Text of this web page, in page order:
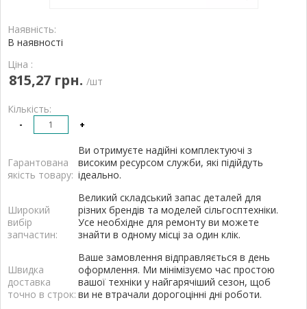
Наявність:
В наявності
Ціна :
815,27 грн. /шт
Кількість:
- +
Гарантована
якість товару:
Ви отримуєте надійні комплектуючі з
високим ресурсом служби, які підійдуть
ідеально.
Широкий
вибір
запчастин:
Великий складський запас деталей для
різних брендів та моделей сільгосптехніки.
Усе необхідне для ремонту ви можете
знайти в одному місці за один клік.
Швидка
доставка
точно в строк:
Ваше замовлення відправляється в день
оформлення. Ми мінімізуємо час простою
вашої техніки у найгарячіший сезон, щоб
ви не втрачали дорогоцінні дні роботи.